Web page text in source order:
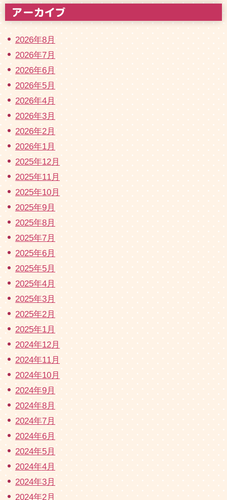
2026年8月
2026年7月
2026年6月
2026年5月
2026年4月
2026年3月
2026年2月
2026年1月
2025年12月
2025年11月
2025年10月
2025年9月
2025年8月
2025年7月
2025年6月
2025年5月
2025年4月
2025年3月
2025年2月
2025年1月
2024年12月
2024年11月
2024年10月
2024年9月
2024年8月
2024年7月
2024年6月
2024年5月
2024年4月
2024年3月
2024年2月